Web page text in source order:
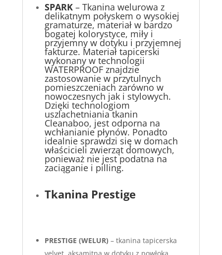
SPARK– Tkanina welurowa z
delikatnym połyskem o wysokiej
gramaturze, materiał w bardzo
bogatej kolorystyce, miły i
przyjemny w dotyku i przyjemnej
fakturze. Materiał tapicerski
wykonany w technologii
WATERPROOF znajdzie
zastosowanie w przytulnych
pomieszczeniach zarówno w
nowoczesnych jak i stylowych.
Dzięki technologiom
uszlachetniania tkanin
Cleanaboo, jest odporna na
wchłanianie płynów. Ponadto
idealnie sprawdzi się w domach
właścicieli zwierząt domowych,
ponieważ nie jest podatna na
zaciąganie i pilling.
Tkanina Prestige
PRESTIGE (WELUR) – tkanina tapicerska
velvet, aksamitna w dotyku z powłoką